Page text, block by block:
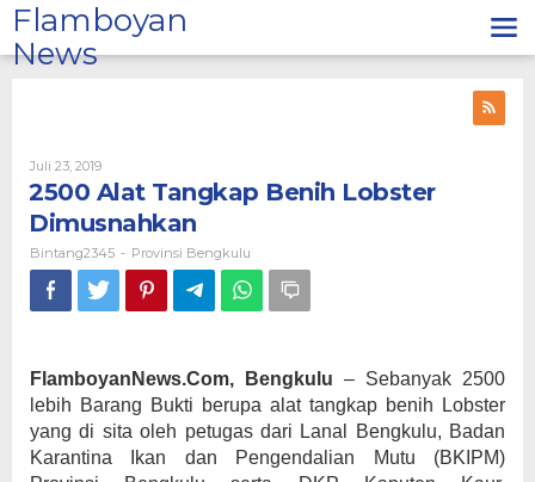
Lewati
ke
konten
Flamboyan
News
Juli 23, 2019Oleh
Bintang2345
2500 Alat Tangkap Benih Lobster
Dimusnahkan
Bintang2345 - Provinsi Bengkulu
FlamboyanNews.Com, Bengkulu – Sebanyak 2500
lebih Barang Bukti berupa alat tangkap benih Lobster
yang di sita oleh petugas dari Lanal Bengkulu, Badan
Karantina Ikan dan Pengendalian Mutu (BKIPM)